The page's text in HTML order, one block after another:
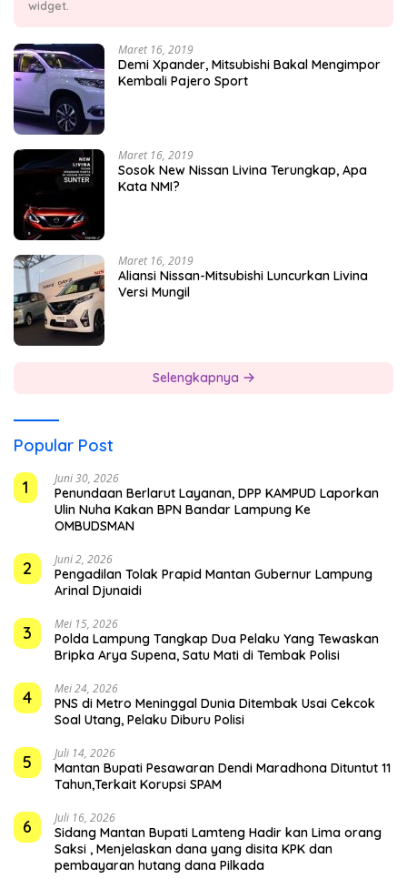
widget.
Maret 16, 2019
Demi Xpander, Mitsubishi Bakal Mengimpor
Kembali Pajero Sport
Maret 16, 2019
Sosok New Nissan Livina Terungkap, Apa
Kata NMI?
Maret 16, 2019
Aliansi Nissan-Mitsubishi Luncurkan Livina
Versi Mungil
Selengkapnya
Popular Post
1
Juni 30, 2026
Penundaan Berlarut Layanan, DPP KAMPUD Laporkan
Ulin Nuha Kakan BPN Bandar Lampung Ke
OMBUDSMAN
2 Juni 2, 2026
Pengadilan Tolak Prapid Mantan Gubernur Lampung
Arinal Djunaidi
3 Mei 15, 2026
Polda Lampung Tangkap Dua Pelaku Yang Tewaskan
Bripka Arya Supena, Satu Mati di Tembak Polisi
4 Mei 24, 2026
PNS di Metro Meninggal Dunia Ditembak Usai Cekcok
Soal Utang, Pelaku Diburu Polisi
5 Juli 14, 2026
Mantan Bupati Pesawaran Dendi Maradhona Dituntut 11
Tahun,Terkait Korupsi SPAM
6 Juli 16, 2026
Sidang Mantan Bupati Lamteng Hadir kan Lima orang
Saksi , Menjelaskan dana yang disita KPK dan
pembayaran hutang dana Pilkada